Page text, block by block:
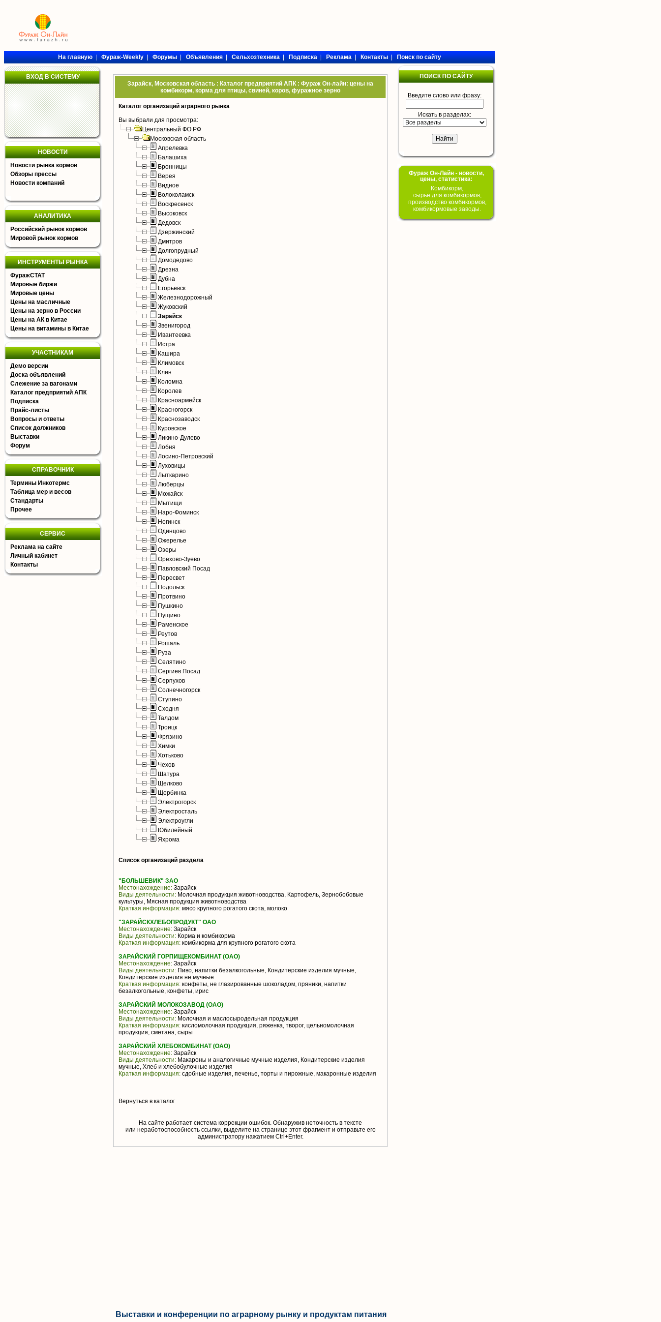
На главную|Фураж-Weekly|Форумы|Объявления|Сельхозтехника|Подписка|Реклама|Контакты|Поиск по сайту
ВХОД В СИСТЕМУ
НОВОСТИ
Новости рынка кормов
Обзоры прессы
Новости компаний
АНАЛИТИКА
Российский рынок кормов
Мировой рынок кормов
ИНСТРУМЕНТЫ РЫНКА
ФуражСТАТ
Мировые биржи
Мировые цены
Цены на масличные
Цены на зерно в России
Цены на АК в Китае
Цены на витамины в Китае
УЧАСТНИКАМ
Демо версии
Доска объявлений
Слежение за вагонами
Каталог предприятий АПК
Подписка
Прайс-листы
Вопросы и ответы
Список должников
Выставки
Форум
СПРАВОЧНИК
Термины Инкотермс
Таблица мер и весов
Стандарты
Прочее
СЕРВИС
Реклама на сайте
Личный кабинет
Контакты
Зарайск, Московская область : Каталог предприятий АПК : Фураж Он-лайн: цены на
комбикорм, корма для птицы, свиней, коров, фуражное зерно
Каталог организаций аграрного рынка
Вы выбрали для просмотра:
Центральный ФО РФ
Московская область
Апрелевка
Балашиха
Бронницы
Верея
Видное
Волоколамск
Воскресенск
Высоковск
Дедовск
Дзержинский
Дмитров
Долгопрудный
Домодедово
Дрезна
Дубна
Егорьевск
Железнодорожный
Жуковский
Зарайск
Звенигород
Ивантеевка
Истра
Кашира
Климовск
Клин
Коломна
Королев
Красноармейск
Красногорск
Краснозаводск
Куровское
Ликино-Дулево
Лобня
Лосино-Петровский
Луховицы
Лыткарино
Люберцы
Можайск
Мытищи
Наро-Фоминск
Ногинск
Одинцово
Ожерелье
Озеры
Орехово-Зуево
Павловский Посад
Пересвет
Подольск
Протвино
Пушкино
Пущино
Раменское
Реутов
Рошаль
Руза
Селятино
Сергиев Посад
Серпухов
Солнечногорск
Ступино
Сходня
Талдом
Троицк
Фрязино
Химки
Хотьково
Чехов
Шатура
Щелково
Щербинка
Электрогорск
Электросталь
Электроугли
Юбилейный
Яхрома
Список организаций раздела
"БОЛЬШЕВИК" ЗАО
Местонахождение: Зарайск
Виды деятельности: Молочная продукция животноводства, Картофель, Зернобобовые
культуры, Мясная продукция животноводства
Краткая информация: мясо крупного рогатого скота, молоко
"ЗАРАЙСКХЛЕБОПРОДУКТ" ОАО
Местонахождение: Зарайск
Виды деятельности: Корма и комбикорма
Краткая информация: комбикорма для крупного рогатого скота
ЗАРАЙСКИЙ ГОРПИЩЕКОМБИНАТ (ОАО)
Местонахождение: Зарайск
Виды деятельности: Пиво, напитки безалкогольные, Кондитерские изделия мучные,
Кондитерские изделия не мучные
Краткая информация: конфеты, не глазированные шоколадом, пряники, напитки
безалкогольные, конфеты, ирис
ЗАРАЙСКИЙ МОЛОКОЗАВОД (ОАО)
Местонахождение: Зарайск
Виды деятельности: Молочная и маслосыродельная продукция
Краткая информация: кисломолочная продукция, ряженка, творог, цельномолочная
продукция, сметана, сыры
ЗАРАЙСКИЙ ХЛЕБОКОМБИНАТ (ОАО)
Местонахождение: Зарайск
Виды деятельности: Макароны и аналогичные мучные изделия, Кондитерские изделия
мучные, Хлеб и хлебобулочные изделия
Краткая информация: сдобные изделия, печенье, торты и пирожные, макаронные изделия
Вернуться в каталог
На сайте работает система коррекции ошибок. Обнаружив неточность в тексте
или неработоспособность ссылки, выделите на странице этот фрагмент и отправьте его
aдминистратору нажатием Ctrl+Enter.
ПОИСК ПО САЙТУ
Введите слово или фразу:
Искать в разделах:
Фураж Он-Лайн - новости,
цены, статистика:
Комбикорм,
сырье для комбикормов,
производство комбикормов,
комбикормовые заводы.
Выставки и конференции по аграрному рынку и продуктам питания